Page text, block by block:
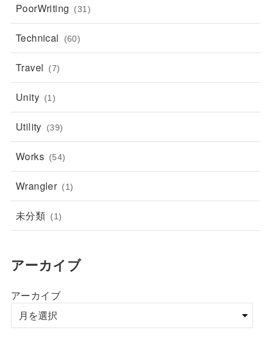
PoorWriting (31)
Technical (60)
Travel (7)
Unity (1)
Utility (39)
Works (54)
Wrangler (1)
未分類 (1)
アーカイブ
アーカイブ